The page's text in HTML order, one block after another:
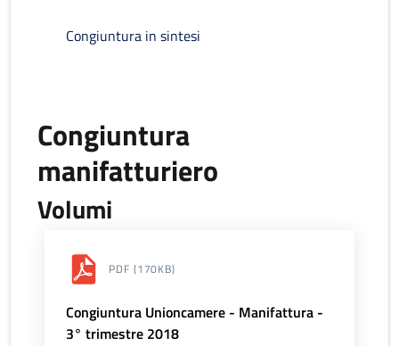
Congiuntura in sintesi
Congiuntura
manifatturiero
Volumi
PDF (170KB)
Congiuntura Unioncamere - Manifattura -
3° trimestre 2018